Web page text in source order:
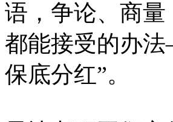
语，争论、商
都能接受的办
保底分红”。